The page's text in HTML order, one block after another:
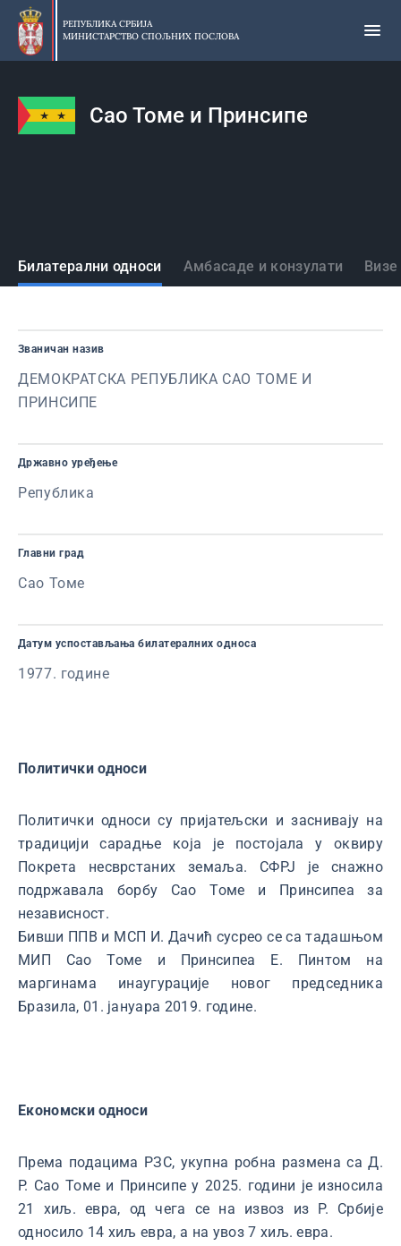
Прескочи
главни
део
РЕПУБЛИКА СРБИЈА
МИНИСТАРСТВО СПОЉНИХ ПОСЛОВА
Сао Томе и Принсипе
Државе
Билатерални односи Амбасаде и конзулати
Званичан назив
ДЕМОКРАТСКА РЕПУБЛИКА САО ТОМЕ И
ПРИНСИПЕ
Државно уређење
Република
Главни град
Сао Томе
Датум успостављања билатералних односа
1977. године
Политички односи
Политички односи су пријатељски и заснивају на
традицији сарадње која је постојала у оквиру
Покрета несврстаних земаља. СФРЈ је снажно
подржавала борбу Сао Томе и Принсипеа за
независност.
Бивши ППВ и МСП И. Дачић сусрео се са тадашњом
МИП Сао Томе и Принсипеа Е. Пинтом на
маргинама инаугурације новог председника
Бразила, 01. јануара 2019. године.
Економски односи
Према подацима РЗС, укупна робна размена са Д.
Р. Сао Томе и Принсипе у 2025. години је износила
21 хиљ. евра, од чега се на извоз из Р. Србије
односило 14 хиљ евра, а на увоз 7 хиљ. евра.